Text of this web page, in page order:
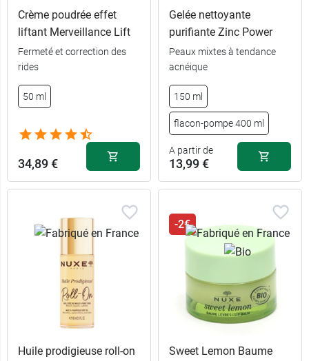
Crème poudrée effet
liftant Merveillance Lift
Fermeté et correction des
rides
50 ml
34,89 €
Gelée nettoyante
purifiante Zinc Power
Peaux mixtes à tendance
acnéique
150 ml
flacon-pompe 400 ml
A partir de
13,99 €
Huile prodigieuse roll-on
-2€
Sweet Lemon Baume